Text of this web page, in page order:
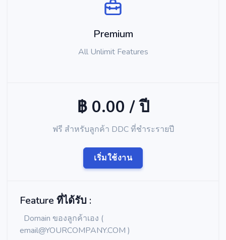
Premium
All Unlimit Features
฿ 0.00 / ปี
ฟรี สำหรับลูกค้า DDC ที่ชำระรายปี
เริ่มใช้งาน
Feature ที่ได้รับ :
Domain ของลูกค้าเอง (
email@YOURCOMPANY.COM )